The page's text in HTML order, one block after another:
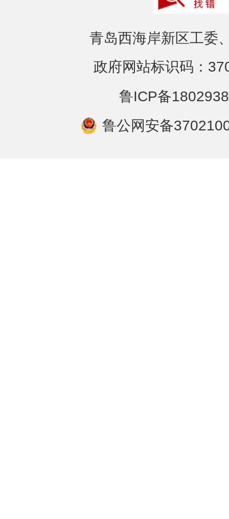
青岛西海岸新区工委
政府网站标识码：
鲁ICP备
鲁公网安备